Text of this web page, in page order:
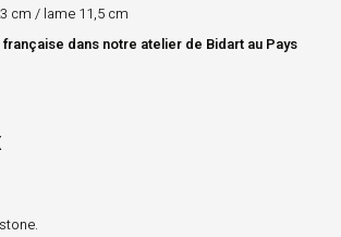
cm / lame 11,5 cm
dans notre atelier de Bidart au Pays